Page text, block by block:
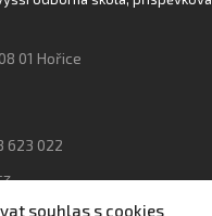
souhlas s cookies
01 Hořice
623 022